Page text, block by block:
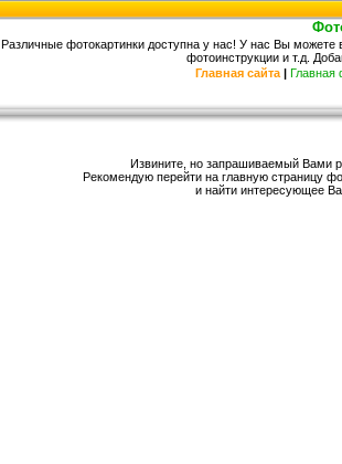
Различные фотокартинки доступна у нас! У нас Вы
фотоинструкции и т.д.
Главная сайта | Главная
Извините, но запрашиваемый Вами
Рекомендую перейти на главную страницу
и найти интересующее